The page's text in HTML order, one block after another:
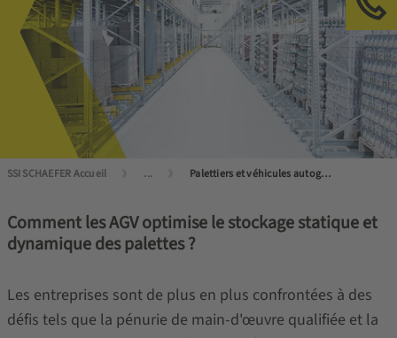
SSI SCHAEFER Accueil ... Palettiers et véhicules autoguidés (AGV)
Comment les AGV optimise le stockage statique et
dynamique des palettes ?
Les entreprises sont de plus en plus confrontées à des
défis tels que la pénurie de main-d'œuvre qualifiée et la